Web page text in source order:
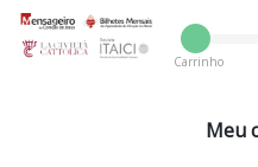
Carrinho
Meu